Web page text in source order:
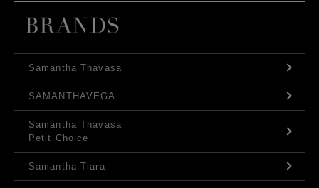
Samantha Thavasa
SAMANTHAVEGA
Samantha Thavasa
Petit Choice
Samantha Tiara